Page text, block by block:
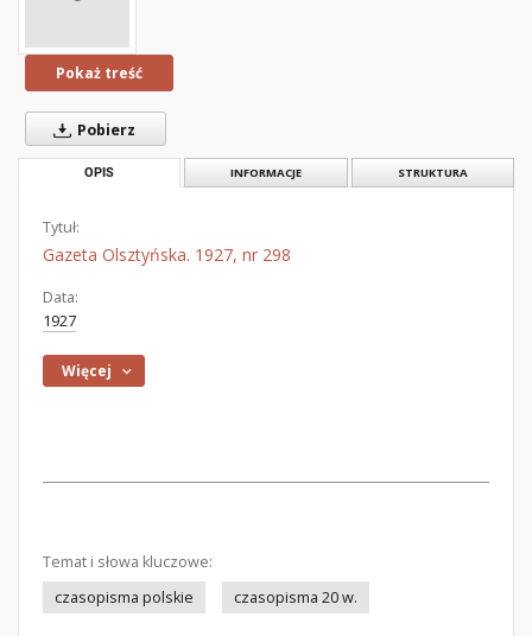
Pokaż treść
Pobierz
OPIS INFORMACJE STRUKTURA
Tytuł:
Gazeta Olsztyńska. 1927, nr 298
Data:
1927
Więcej
Temat i słowa kluczowe:
czasopisma polskie
czasopisma 20 w.